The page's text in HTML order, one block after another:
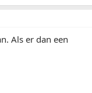
Als er dan een